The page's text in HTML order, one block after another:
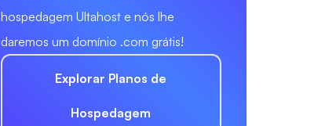
hospedagem Ultahost e nós lhe
daremos um domínio .com grátis!
Explorar Planos de
Hospedagem